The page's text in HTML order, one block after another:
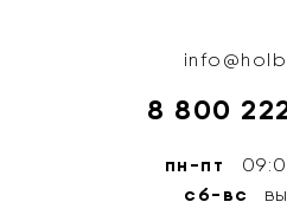
8 800
пн-пт
сб-вс